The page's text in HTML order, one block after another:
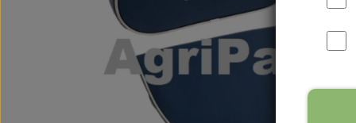
International B Serien
IH B250, B275, B414, B434